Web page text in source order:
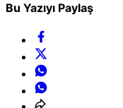
Bu Yazıyı Paylaş